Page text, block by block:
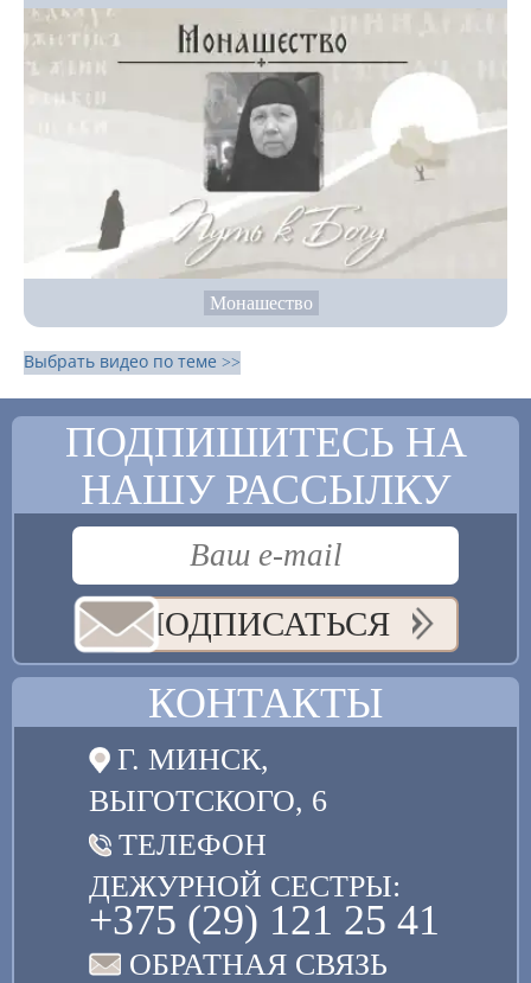
Монашество
Выбрать видео по теме >>
ПОДПИШИТЕСЬ НА
НАШУ РАССЫЛКУ
ПОДПИСАТЬСЯ
КОНТАКТЫ
Г. МИНСК,
ВЫГОТСКОГО, 6
ТЕЛЕФОН
ДЕЖУРНОЙ СЕСТРЫ:
+375 (29) 121 25 41
ОБРАТНАЯ СВЯЗЬ